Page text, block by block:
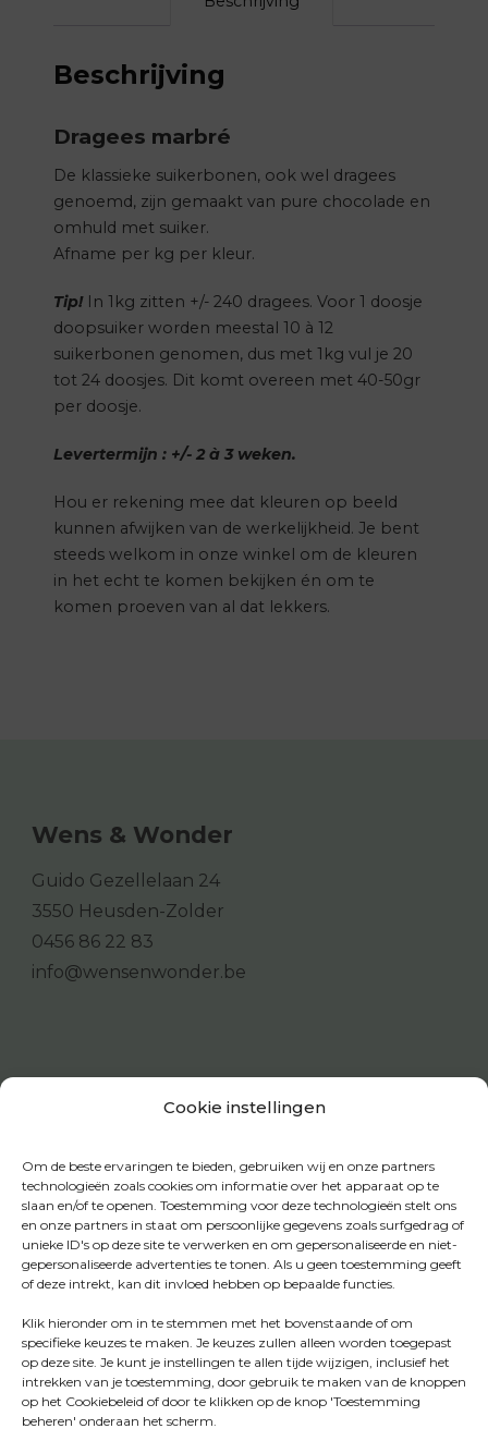
Cookie instellingen
Om de beste ervaringen te bieden, gebruiken wij en onze partners
technologieën zoals cookies om informatie over het apparaat op te
slaan en/of te openen. Toestemming voor deze technologieën stelt ons
en onze partners in staat om persoonlijke gegevens zoals surfgedrag of
unieke ID's op deze site te verwerken en om gepersonaliseerde en niet-
gepersonaliseerde advertenties te tonen. Als u geen toestemming geeft
of deze intrekt, kan dit invloed hebben op bepaalde functies.
Klik hieronder om in te stemmen met het bovenstaande of om
specifieke keuzes te maken. Je keuzes zullen alleen worden toegepast
op deze site. Je kunt je instellingen te allen tijde wijzigen, inclusief het
intrekken van je toestemming, door gebruik te maken van de knoppen
op het Cookiebeleid of door te klikken op de knop 'Toestemming
beheren' onderaan het scherm.
Beschrijving
Dragees marbré
De klassieke suikerbonen, ook wel dragees
genoemd, zijn gemaakt van pure chocolade en
omhuld met suiker.
Afname per kg per kleur.
Tip!In 1kg zitten +/- 240 dragees. Voor 1 doosje
doopsuiker worden meestal 10 à 12
suikerbonen genomen, dus met 1kg vul je 20
tot 24 doosjes. Dit komt overeen met 40-50gr
per doosje.
Levertermijn : +/- 2 à 3 weken.
Hou er rekening mee dat kleuren op beeld
kunnen afwijken van de werkelijkheid. Je bent
steeds welkom in onze winkel om de kleuren
in het echt te komen bekijken én om te
komen proeven van al dat lekkers.
Wens & Wonder
Guido Gezellelaan 24
3550 Heusden-Zolder
0456 86 22 83
info@wensenwonder.be